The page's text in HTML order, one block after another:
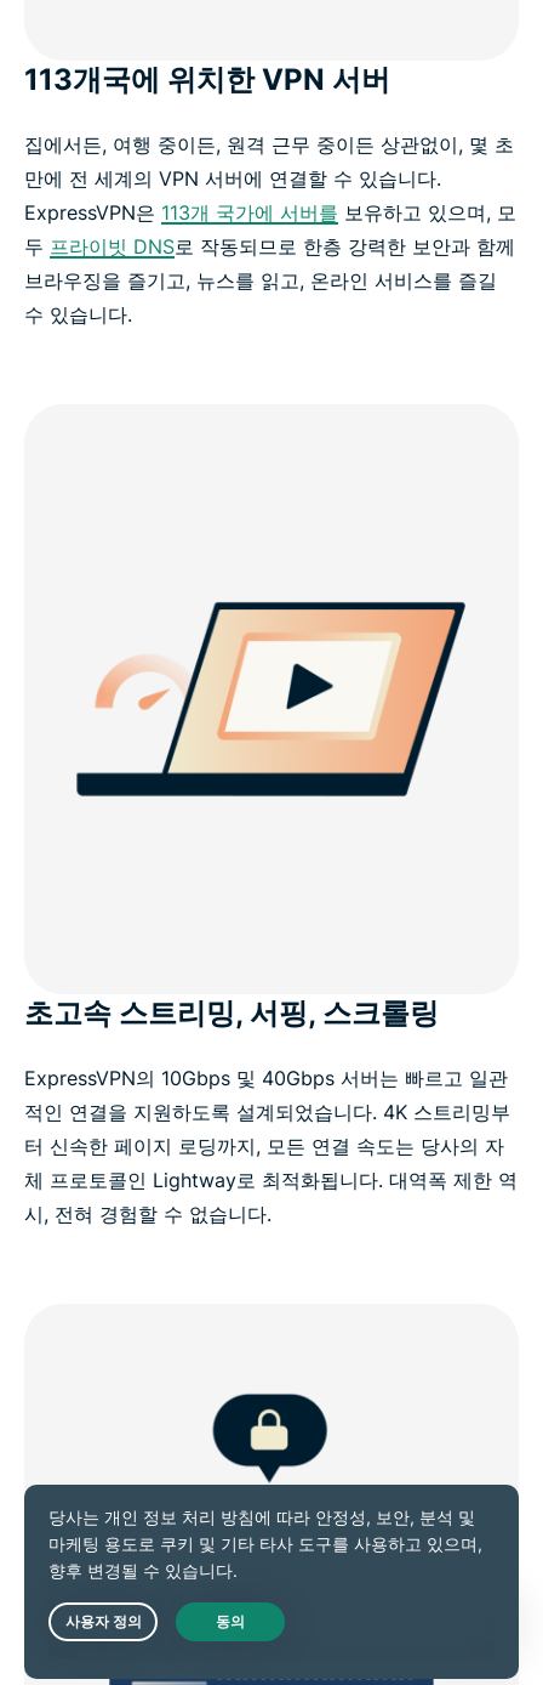
113개국에 위치한 VPN 서버
집에서든, 여행 중이든, 원격 근무 중이든 상관없이, 몇 초
만에 전 세계의 VPN 서버에 연결할 수 있습니다.
ExpressVPN은 113개 국가에 서버를 보유하고 있으며, 모
두 프라이빗 DNS로 작동되므로 한층 강력한 보안과 함께
브라우징을 즐기고, 뉴스를 읽고, 온라인 서비스를 즐길
수 있습니다.
초고속 스트리밍, 서핑, 스크롤링
ExpressVPN의 10Gbps 및 40Gbps 서버는 빠르고 일관
적인 연결을 지원하도록 설계되었습니다. 4K 스트리밍부
터 신속한 페이지 로딩까지, 모든 연결 속도는 당사의 자
체 프로토콜인 Lightway로 최적화됩니다. 대역폭 제한 역
시, 전혀 경험할 수 없습니다.